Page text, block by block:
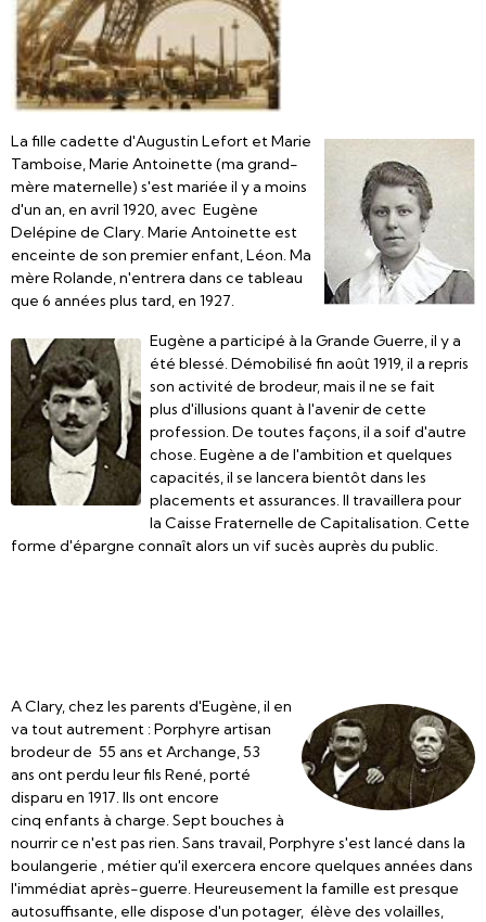
La fille cadette d'Augustin Lefort et Marie
Tamboise, Marie Antoinette (ma grand-
mère maternelle) s'est mariée il y a moins
d'un an, en avril 1920, avec Eugène
Delépine de Clary. Marie Antoinette est
enceinte de son premier enfant, Léon. Ma
mère Rolande, n'entrera dans ce tableau
que 6 années plus tard, en 1927.
Eugène a participé à la Grande Guerre, il y a
été blessé. Démobilisé fin août 1919, il a repris
son activité de brodeur, mais il ne se fait
plus d'illusions quant à l'avenir de cette
profession. De toutes façons, il a soif d'autre
chose. Eugène a de l'ambition et quelques
capacités, il se lancera bientôt dans les
placements et assurances. Il travaillera pour
la Caisse Fraternelle de Capitalisation. Cette
forme d'épargne connaît alors un vif sucès auprès du public.
A Clary, chez les parents d'Eugène, il en
va tout autrement : Porphyre artisan
brodeur de 55 ans et Archange, 53
ans ont perdu leur fils René, porté
disparu en 1917. Ils ont encore
cinq enfants à charge. Sept bouches à
nourrir ce n'est pas rien. Sans travail, Porphyre s'est lancé dans la
boulangerie , métier qu'il exercera encore quelques années dans
l'immédiat après-guerre. Heureusement la famille est presque
autosuffisante, elle dispose d'un potager, élève des volailles,